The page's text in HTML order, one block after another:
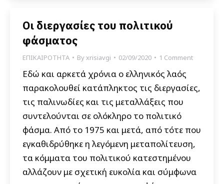
Οι διεργασίες του πολιτικού
φάσματος
ΕΠΙΚΑΙΡΟΤΗΤΑ Byxrisiavgi 02/09/2020 1 Comment
Εδώ και αρκετά χρόνια ο ελληνικός λαός
παρακολουθεί κατάπληκτος τις διεργασίες,
τις παλινωδίες και τις μεταλλάξεις που
συντελούνται σε ολόκληρο το πολιτικό
φάσμα. Από το 1975 και μετά, από τότε που
εγκαθιδρύθηκε η λεγόμενη μεταπολίτευση,
τα κόμματα του πολιτικού κατεστημένου
αλλάζουν με σχετική ευκολία και σύμφωνα